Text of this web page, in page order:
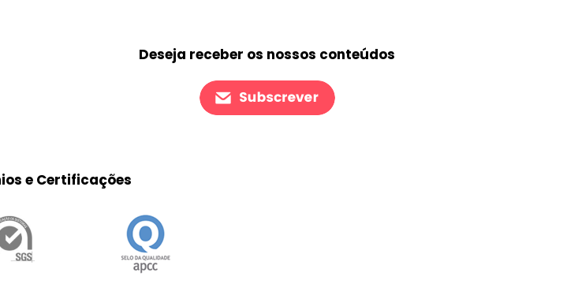
Deseja receber os nossos conteúdos
e Certificações